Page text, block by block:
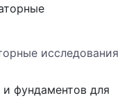
исследования
фундаментов для